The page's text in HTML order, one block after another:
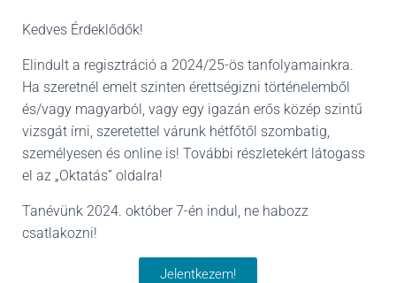
Kedves Érdeklődők!
Elindult a regisztráció a 2024/25-ös tanfolyamainkra.
Ha szeretnél emelt szinten érettségizni történelemből
és/vagy magyarból, vagy egy igazán erős közép szintű
vizsgát írni, szeretettel várunk hétfőtől szombatig,
személyesen és online is! További részletekért látogass
el az „Oktatás” oldalra!
Tanévünk 2024. október 7-én indul, ne habozz
csatlakozni!
Jelentkezem!